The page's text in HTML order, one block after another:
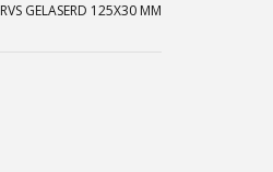
RVS GELASERD 125X30 MM